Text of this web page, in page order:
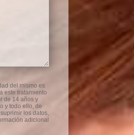
del mismo es
este tratamiento
de 14 años y
y todo ello, de
los datos,
adicional